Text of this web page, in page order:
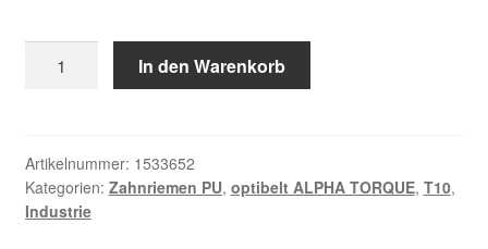
Warenkorb
Zahlungsarten
Menge
In den Warenkorb
Artikelnummer: 1533652
Kategorien: Zahnriemen PU, optibelt ALPHA TORQUE, T10,
Industrie